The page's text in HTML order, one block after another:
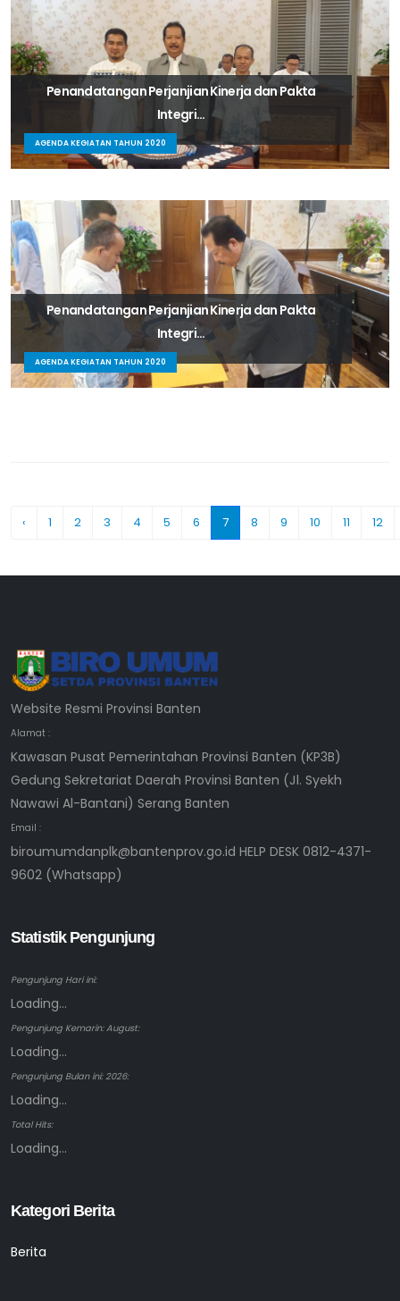
Penandatangan Perjanjian Kinerja dan Pakta
Integri...
AGENDA KEGIATAN TAHUN 2020
Penandatangan Perjanjian Kinerja dan Pakta
Integri...
AGENDA KEGIATAN TAHUN 2020
‹ 1 2 3 4 5 6 7 8 9 10 11 12
Website Resmi Provinsi Banten
Alamat :
Kawasan Pusat Pemerintahan Provinsi Banten (KP3B)
Gedung Sekretariat Daerah Provinsi Banten (Jl. Syekh
Nawawi Al-Bantani) Serang Banten
Email :
biroumumdanplk@bantenprov.go.id HELP DESK 0812-4371-
9602 (Whatsapp)
Statistik Pengunjung
Pengunjung Hari ini:
Loading...
Pengunjung Kemarin: August:
Loading...
Pengunjung Bulan ini: 2026:
Loading...
Total Hits:
Loading...
Kategori Berita
Berita